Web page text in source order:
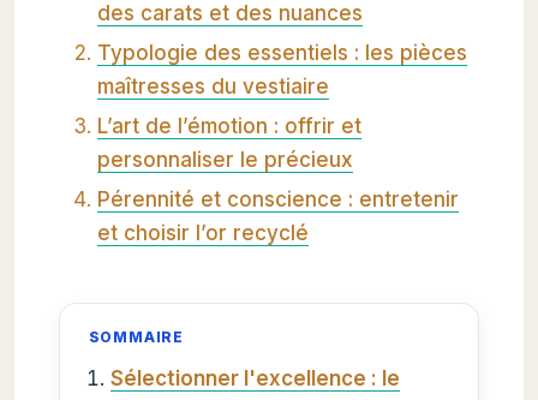
des carats et des nuances
Typologie des essentiels : les pièces
maîtresses du vestiaire
L’art de l’émotion : offrir et
personnaliser le précieux
Pérennité et conscience : entretenir
et choisir l’or recyclé
SOMMAIRE
Sélectionner l'excellence : le